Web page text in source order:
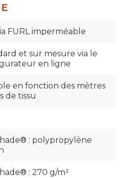
FURL imperméable
et sur mesure via le
en ligne
en fonction des mètres
de tissu
: polypropylène
: 270 g/m²